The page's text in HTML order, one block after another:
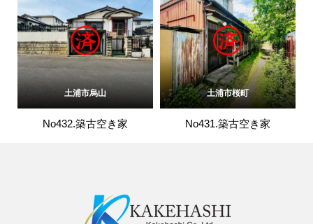
土浦市烏山
No432.築古空き家
土浦市桜町
No431.築古空き家